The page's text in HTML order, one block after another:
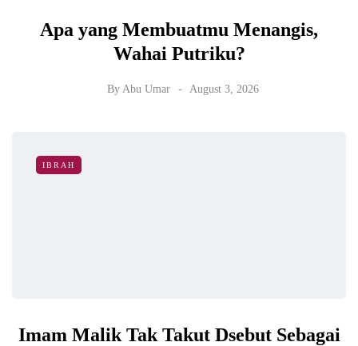
Apa yang Membuatmu Menangis,
Wahai Putriku?
By Abu Umar August 3, 2026
IBRAH
Imam Malik Tak Takut Dsebut Sebagai